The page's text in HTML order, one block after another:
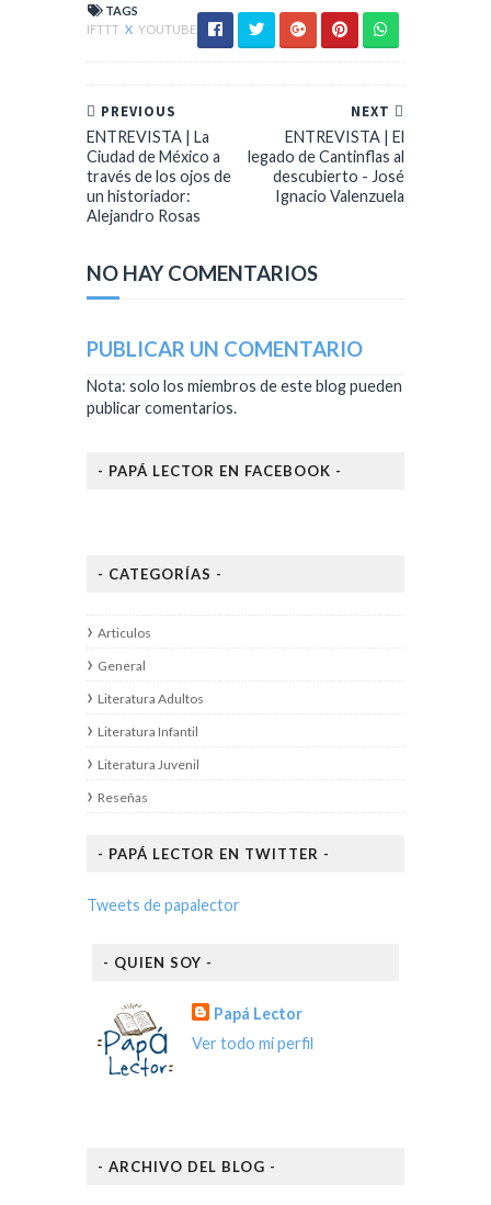
TAGS
IFTTT X YOUTUBE
NEXT
ENTREVISTA | El
legado de Cantinflas al
descubierto - José
Ignacio Valenzuela
PREVIOUS
ENTREVISTA | La
Ciudad de México a
través de los ojos de
un historiador:
Alejandro Rosas
NO HAY COMENTARIOS
PUBLICAR UN COMENTARIO
Nota: solo los miembros de este blog pueden
publicar comentarios.
- PAPÁ LECTOR EN FACEBOOK -
- CATEGORÍAS -
Articulos
General
Literatura Adultos
Literatura Infantil
Literatura Juvenil
Reseñas
- PAPÁ LECTOR EN TWITTER -
Tweets de papalector
- QUIEN SOY -
Papá Lector
Ver todo mi perfil
- ARCHIVO DEL BLOG -